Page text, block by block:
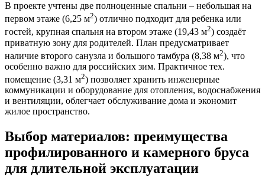
В проекте учтены две полноценные спальни – небольшая на
первом этаже (6,25 м2) отлично подходит для ребенка или
гостей, крупная спальня на втором этаже (19,43 м2) создаёт
приватную зону для родителей. План предусматривает
наличие второго санузла и большого тамбура (8,38 м2), что
особенно важно для российских зим. Практичное тех.
помещение (3,31 м2) позволяет хранить инженерные
коммуникации и оборудование для отопления, водоснабжения
и вентиляции, облегчает обслуживание дома и экономит
жилое пространство.
Выбор материалов: преимущества
профилированного и камерного бруса
для длительной эксплуатации